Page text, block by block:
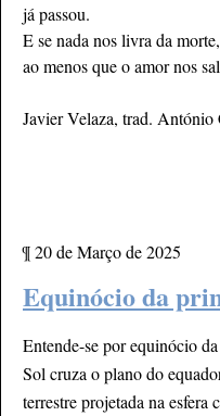
já passou.
E se nada nos livra da morte,
ao menos que o amor nos
Javier Velaza, trad. António
¶20 de Março de 2025
Equinócio da
Entende-se por equinócio
Sol cruza o plano do
terrestre projetada na esfera